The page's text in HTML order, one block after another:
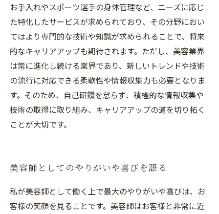
お手入れやスポーツ選手の身体管理など、ニーズに応じ
た特化したサービスが求められており、その分野におい
てはより専門的な技術や知識が求められることで、将来
的なキャリアアップも期待されます。ただし、美容業界
は常に進化し続ける業界であり、新しいトレンドや技術
の流行に対応できる柔軟性や情報収集力も必要となりま
す。そのため、自己研鑽を怠らず、積極的な情報収集や
技術の取得に取り組み、キャリアアップの道を切り拓く
ことが大切です。
美容師としてのやりがいや喜びを語る
私が美容師として働く上で最大のやりがいや喜びは、お
客様の笑顔を見ることです。美容師はお客様と非常に近